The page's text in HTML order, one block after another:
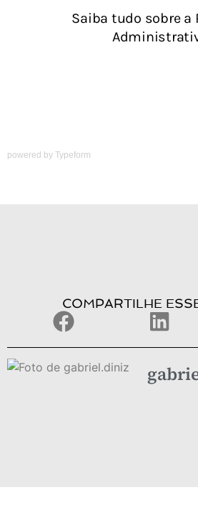
powered by Typeform
COMPARTILHE